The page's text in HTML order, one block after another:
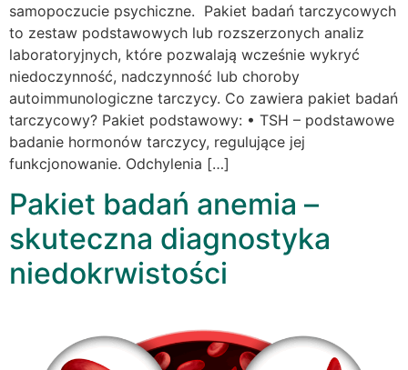
samopoczucie psychiczne. Pakiet badań tarczycowych
to zestaw podstawowych lub rozszerzonych analiz
laboratoryjnych, które pozwalają wcześnie wykryć
niedoczynność, nadczynność lub choroby
autoimmunologiczne tarczycy. Co zawiera pakiet badań
tarczycowy? Pakiet podstawowy: • TSH – podstawowe
badanie hormonów tarczycy, regulujące jej
funkcjonowanie. Odchylenia […]
Pakiet badań anemia –
skuteczna diagnostyka
niedokrwistości